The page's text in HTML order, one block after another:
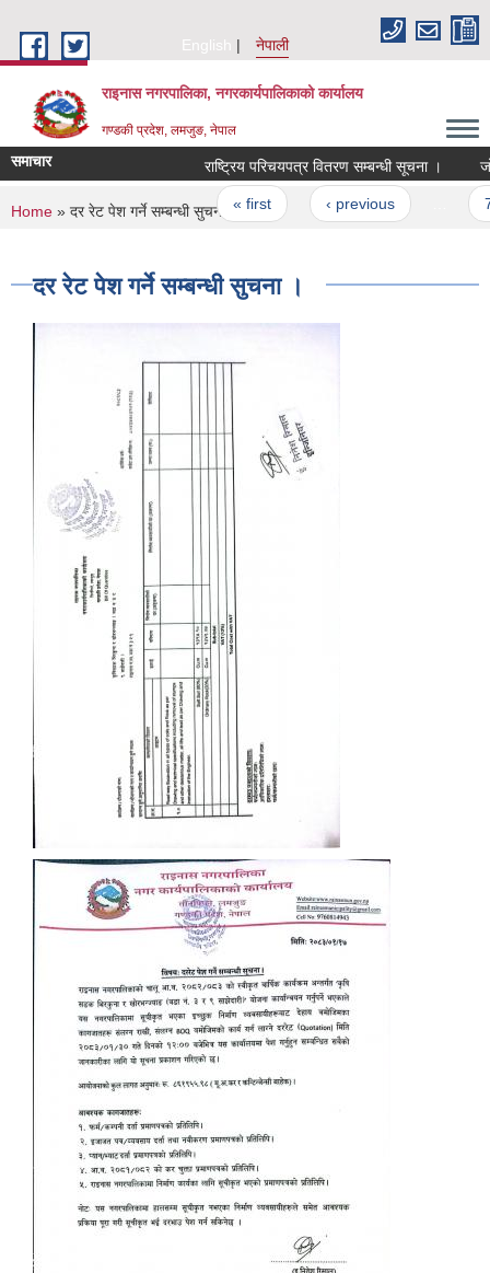
English
नेपाली
राइनास नगरपालिका, नगरकार्यपालिकाको कार्यालय
गण्डकी प्रदेश, लमजुङ, नेपाल
समाचार राष्ट्रिय परिचयपत्र वितरण सम्बन्धी सूचना ।
Pages
« first ‹ previous
You are here
Home » दर रेट पेश गर्ने सम्बन्धी सुचना ।
दर रेट पेश गर्ने सम्बन्धी सुचना ।